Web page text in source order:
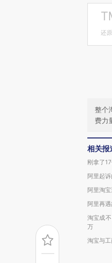
还
整个
费力
相关报
刚拿了
阿里起诉
阿里淘
阿里再
淘宝成
万
淘宝与